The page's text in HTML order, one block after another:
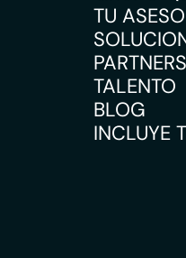
TU
PARTNERS
TALENTO
BLOG
INCLUYE